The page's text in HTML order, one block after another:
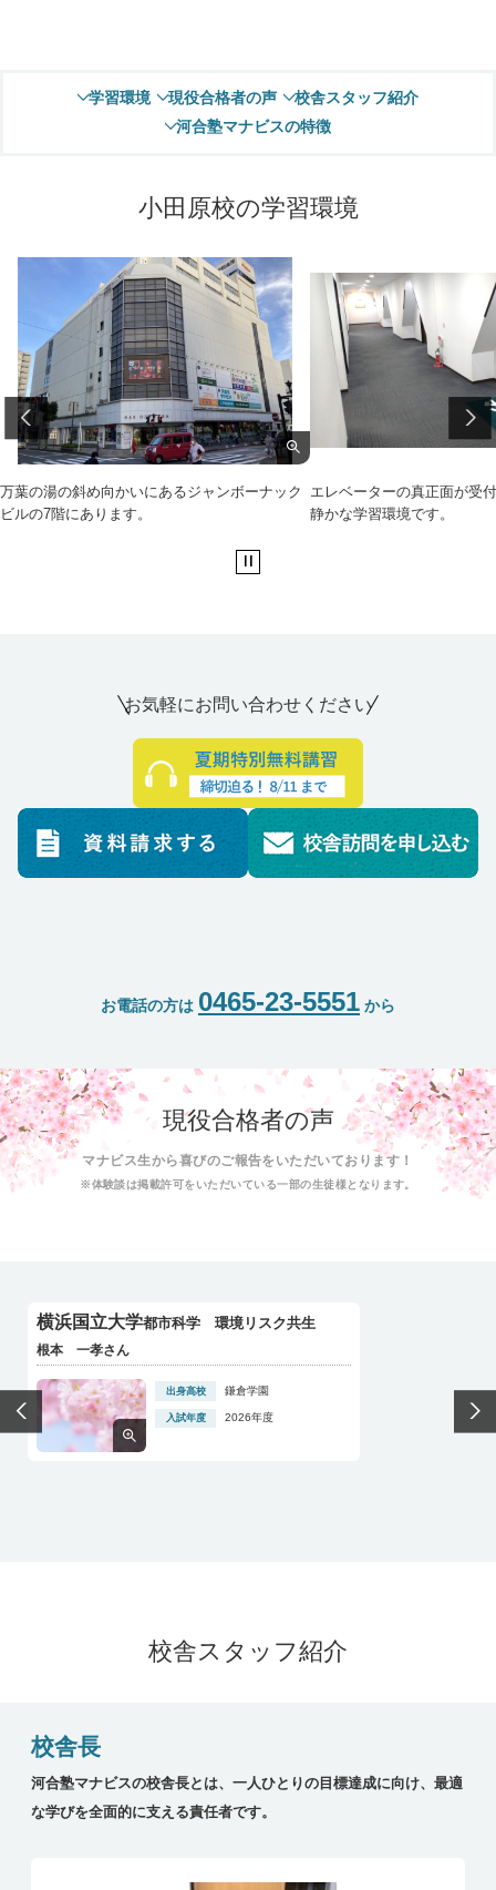
学習環境 現役合格者の声
校舎スタッフ紹介
河合塾マナビスの特徴
小田原校の学習環境
万葉の湯の斜め向かいにあるジャンボーナック
ビルの7階にあります。
エレベーターの真正面が受
静かな学習環境です。
お気軽にお問い合わせください
お電話の方は 0465-23-5551 から
現役合格者の声
マナビス生から喜びのご報告をいただいております！
※体験談は掲載許可をいただいている一部の生徒様となります。
横浜国立大学都市科学 環境リスク共生
根本 一孝さん
校舎スタッフ紹介
校舎長
河合塾マナビスの校舎長とは、一人ひとりの目標達成に向け、最適
な学びを全面的に支える責任者です。